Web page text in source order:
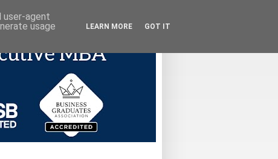
user-agent
usage
LEARN MORE GOT IT